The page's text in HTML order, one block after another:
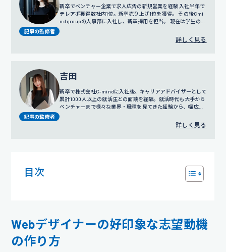
記事の監修者
新卒でベンチャー企業で求人広告の新規営業を経験 入社半年で
テレアポ獲得数社内1位。新卒売り上げ1位を獲得。 その後Cmi
nd groupの人事部に入社し、新卒採用を担当。 現在は学生の面
詳しく見る
記事の監修者
吉田
新卒で株式会社C-mindに入社後、キャリアアドバイザーとして
累計1000人以上の就活生との面談を経験。就活時代も大手から
ベンチャーまで様々な業界・職種を見てきた経験から、幅広い
詳しく見る
目次
Webデザイナーの好印象な志望動機
の作り方